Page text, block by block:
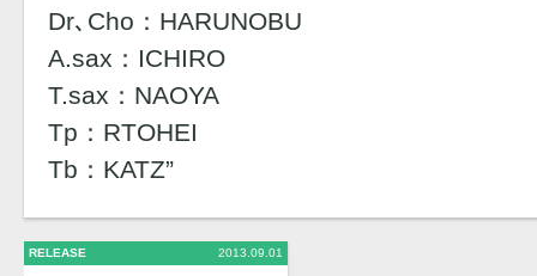
Dr､Cho：HARUNOBU
A.sax：ICHIRO
T.sax：NAOYA
Tp：RTOHEI
Tb：KATZ”
RELEASE 2013.09.01